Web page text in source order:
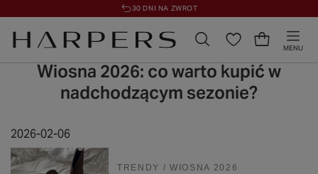
30 DNI NA ZWROT
MENU
Wiosna 2026: co warto kupić w
nadchodzącym sezonie?
2026-02-06
TRENDY / WIOSNA 2026